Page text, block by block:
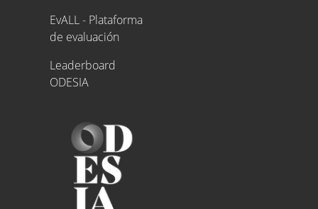
EvALL - Plataforma
de evaluación
Leaderboard
ODESIA